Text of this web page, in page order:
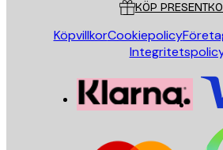
KÖP
KöpvillkorCookiepolicy